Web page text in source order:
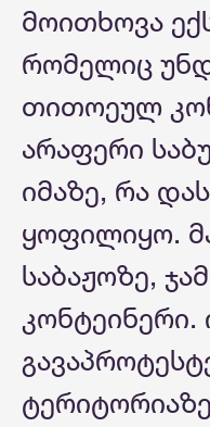
მოითხოვა
რომელიც
თითოეულ
არაფერი
იმაზე, რა
ყოფილიყო.
საბაჟოზე,
კონტეინერი.